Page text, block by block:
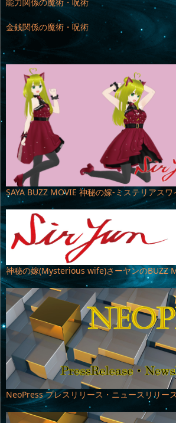
金銭関係の魔術・呪術
SAYA BUZZ MOVIE 神秘の嫁-ミステリアス
神秘の嫁(Mysterious wife)さーヤンのBUZZ
NeoPress プレスリリース・ニュースリリー